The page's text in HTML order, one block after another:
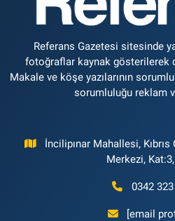
Referans Gazetesi sitesinde
fotoğraflar kaynak gösterilerek
Makale ve köşe yazılarının
sorumluluğu reklam
İncilipınar Mahallesi,
Merkezi,
0342
[email